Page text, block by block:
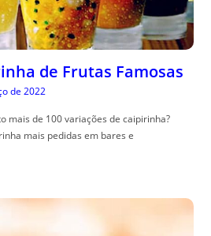
de Frutas Famosas
de 2022
mais de 100 variações de caipirinha?
mais pedidas em bares e